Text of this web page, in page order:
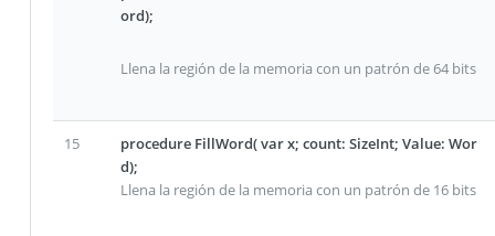
ord);
Llena la región de la memoria con un patrón de 64 bits
15
procedure FillWord( var x; count: SizeInt; Value: Wor
d);
Llena la región de la memoria con un patrón de 16 bits